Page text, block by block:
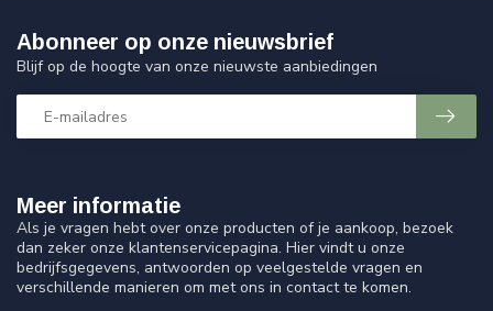
Meer informatie
Als je vragen hebt over onze producten of je aankoop, bezoek
dan zeker onze klantenservicepagina. Hier vindt u onze
bedrijfsgegevens, antwoorden op veelgestelde vragen en
verschillende manieren om met ons in contact te komen.
Abonneer op onze nieuwsbrief
Blijf op de hoogte van onze nieuwste aanbiedingen